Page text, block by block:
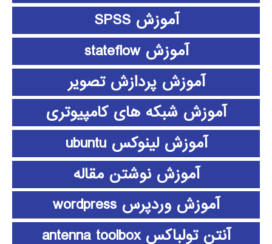
آموزش SPSS
آموزش stateflow
آموزش پردازش تصویر
آموزش شبکه های کامپیوتری
آموزش لینوکس ubuntu
آموزش نوشتن مقاله
آموزش وردپرس wordpress
آنتن تولباکس antenna toolbox